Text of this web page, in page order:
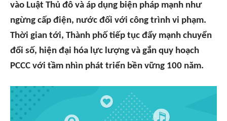
vào Luật Thủ đô và áp dụng biện pháp mạnh như
ngừng cấp điện, nước đối với công trình vi phạm.
Thời gian tới, Thành phố tiếp tục đẩy mạnh chuyển
đổi số, hiện đại hóa lực lượng và gắn quy hoạch
PCCC với tầm nhìn phát triển bền vững 100 năm.